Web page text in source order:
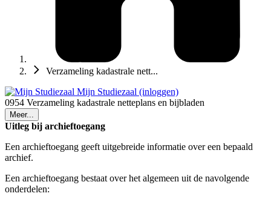
Verzameling kadastrale nett...
Mijn Studiezaal (inloggen)
0954 Verzameling kadastrale netteplans en bijbladen
Meer...
Uitleg bij archieftoegang
Een archieftoegang geeft uitgebreide informatie over een bepaald
archief.
Een archieftoegang bestaat over het algemeen uit de navolgende
onderdelen: